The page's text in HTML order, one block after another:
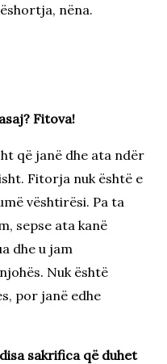
nëna.
Fitova!
që janë dhe ata ndër
Fitorja nuk është e
vështirësi. Pa ta
sepse ata kanë
dhe u jam
Nuk është
por janë edhe
sakrifica që duhet